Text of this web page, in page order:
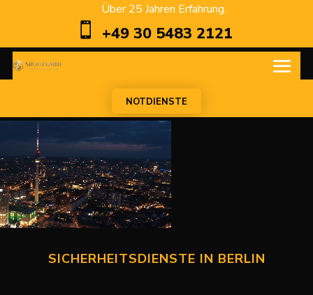
Über 25 Jahren Erfahrung.
 +49 30 5483 2121
NOTDIENSTE
SICHERHEITSDIENSTE IN BERLIN